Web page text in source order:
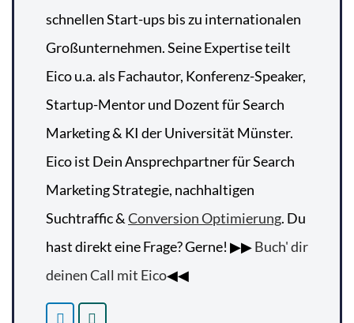
schnellen Start-ups bis zu internationalen
Großunternehmen. Seine Expertise teilt
Eico u.a. als Fachautor, Konferenz-Speaker,
Startup-Mentor und Dozent für Search
Marketing & KI der Universität Münster.
Eico ist Dein Ansprechpartner für Search
Marketing Strategie, nachhaltigen
Suchtraffic &Conversion Optimierung. Du
hast direkt eine Frage? Gerne! ▶▶Buch' dir
deinen Call mit Eico◀◀